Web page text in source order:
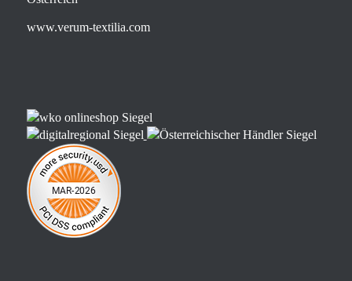
www.verum-textilia.com